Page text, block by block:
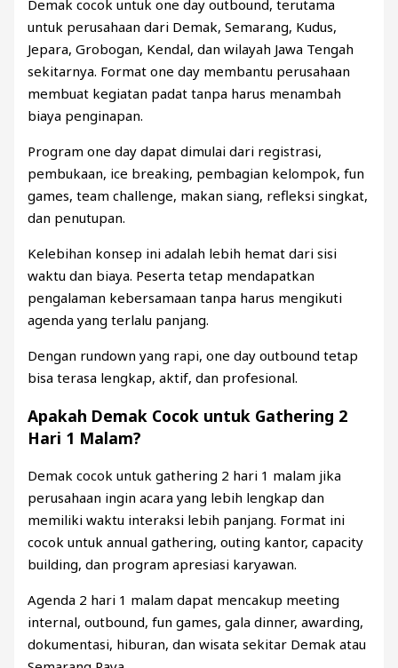
Demak cocok untuk one day outbound, terutama
untuk perusahaan dari Demak, Semarang, Kudus,
Jepara, Grobogan, Kendal, dan wilayah Jawa Tengah
sekitarnya. Format one day membantu perusahaan
membuat kegiatan padat tanpa harus menambah
biaya penginapan.
Program one day dapat dimulai dari registrasi,
pembukaan, ice breaking, pembagian kelompok, fun
games, team challenge, makan siang, refleksi singkat,
dan penutupan.
Kelebihan konsep ini adalah lebih hemat dari sisi
waktu dan biaya. Peserta tetap mendapatkan
pengalaman kebersamaan tanpa harus mengikuti
agenda yang terlalu panjang.
Dengan rundown yang rapi, one day outbound tetap
bisa terasa lengkap, aktif, dan profesional.
Apakah Demak Cocok untuk Gathering 2
Hari 1 Malam?
Demak cocok untuk gathering 2 hari 1 malam jika
perusahaan ingin acara yang lebih lengkap dan
memiliki waktu interaksi lebih panjang. Format ini
cocok untuk annual gathering, outing kantor, capacity
building, dan program apresiasi karyawan.
Agenda 2 hari 1 malam dapat mencakup meeting
internal, outbound, fun games, gala dinner, awarding,
dokumentasi, hiburan, dan wisata sekitar Demak atau